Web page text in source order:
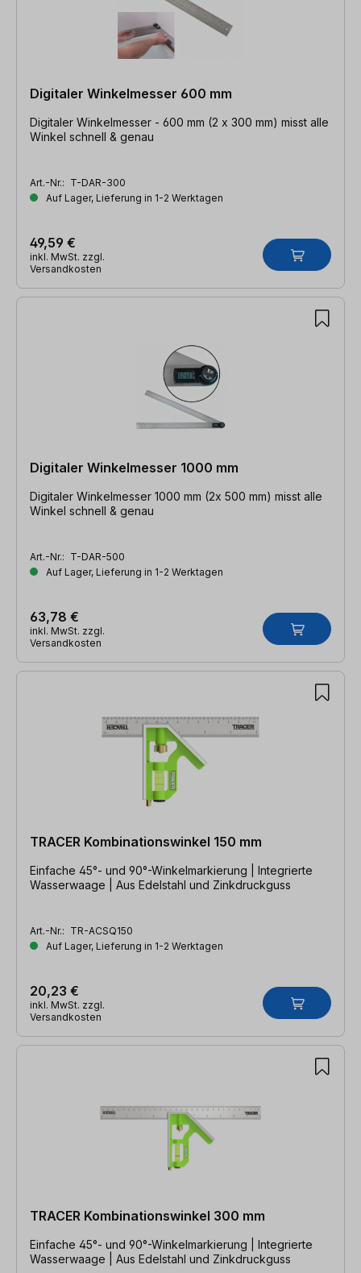
Digitaler Winkelmesser 600 mm
Digitaler Winkelmesser - 600 mm (2 x 300 mm) misst alle
Winkel schnell & genau
Art.-Nr.: T-DAR-300
Auf Lager, Lieferung in 1-2 Werktagen
49,59 €
inkl. MwSt. zzgl.
Versandkosten
Digitaler Winkelmesser 1000 mm
Digitaler Winkelmesser 1000 mm (2x 500 mm) misst alle
Winkel schnell & genau
Art.-Nr.: T-DAR-500
Auf Lager, Lieferung in 1-2 Werktagen
63,78 €
inkl. MwSt. zzgl.
Versandkosten
TRACER Kombinationswinkel 150 mm
Einfache 45°- und 90°-Winkelmarkierung | Integrierte
Wasserwaage | Aus Edelstahl und Zinkdruckguss
Art.-Nr.: TR-ACSQ150
Auf Lager, Lieferung in 1-2 Werktagen
20,23 €
inkl. MwSt. zzgl.
Versandkosten
TRACER Kombinationswinkel 300 mm
Einfache 45°- und 90°-Winkelmarkierung | Integrierte
Wasserwaage | Aus Edelstahl und Zinkdruckguss